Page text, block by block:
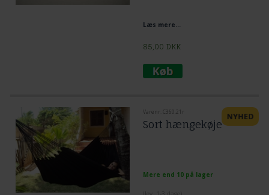
Læs mere...
85,00 DKK
Varenr. C360.21r
Sort hængekøje
Mere end 10 på lager